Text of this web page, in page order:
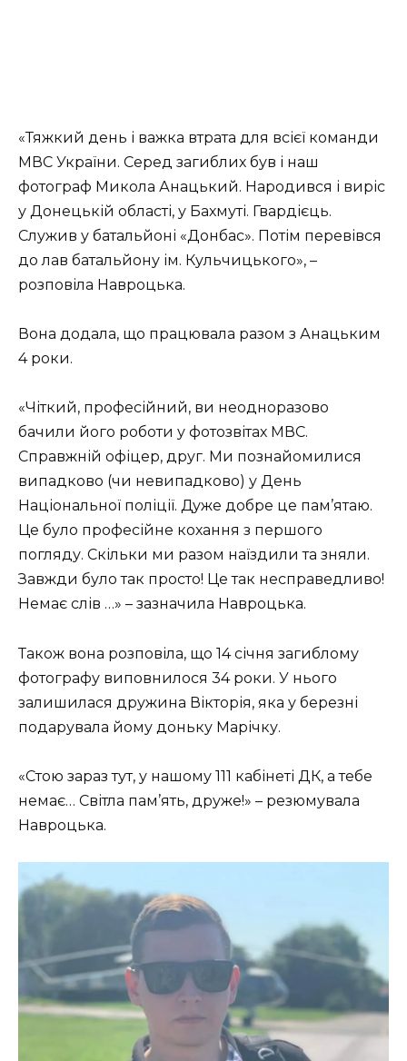
«Тяжкий день і важка втрата для всієї команди
МВС України. Серед загиблих був і наш
фотограф Микола Анацький. Народився і виріс
у Донецькій області, у Бахмуті. Гвардієць.
Служив у батальйоні «Донбас». Потім перевівся
до лав батальйону ім. Кульчицького», –
розповіла Навроцька.
Вона додала, що працювала разом з Анацьким
4 роки.
«Чіткий, професійний, ви неодноразово
бачили його роботи у фотозвітах МВС.
Справжній офіцер, друг. Ми познайомилися
випадково (чи невипадково) у День
Національної поліції. Дуже добре це пам’ятаю.
Це було професійне кохання з першого
погляду. Скільки ми разом наїздили та зняли.
Завжди було так просто! Це так несправедливо!
Немає слів …» – зазначила Навроцька.
Також вона розповіла, що 14 січня загиблому
фотографу виповнилося 34 роки. У нього
залишилася дружина Вікторія, яка у березні
подарувала йому доньку Марічку.
«Стою зараз тут, у нашому 111 кабінеті ДК, а тебе
немає… Світла пам’ять, друже!» – резюмувала
Навроцька.